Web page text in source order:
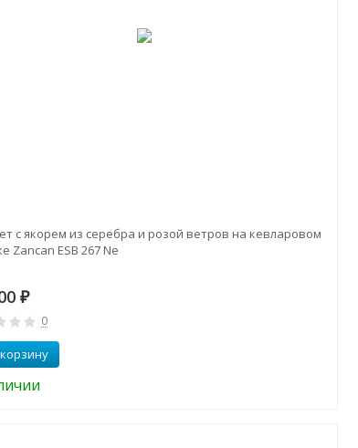
с якорем из серебра и розой ветров на кевларовом
Zancan ESB 267 Ne
₽
0